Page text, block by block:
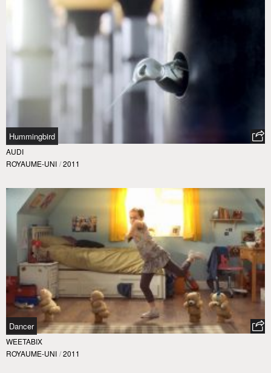
Hummingbird
AUDI
ROYAUME-UNI / 2011
Dancer
WEETABIX
ROYAUME-UNI / 2011